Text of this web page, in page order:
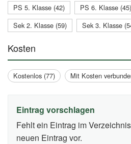
PS 5. Klasse (42)
PS 6. Klasse (45)
Sek 2. Klasse (59)
Sek 3. Klasse
Kosten
Kostenlos (77) Mit Kosten
Eintrag vorschlagen
Fehlt ein Eintrag im
neuen Eintrag vor.